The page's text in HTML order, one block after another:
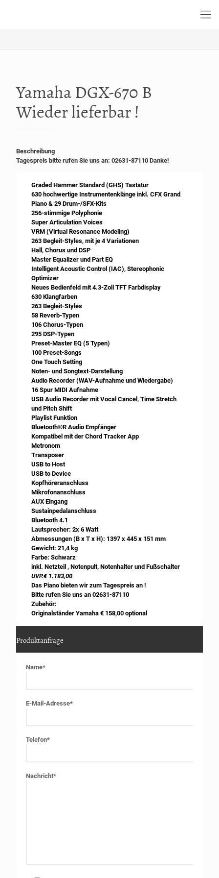
Yamaha DGX-670 B
Wieder lieferbar !
Beschreibung
Tagespreis bitte rufen Sie uns an: 02631-87110 Danke!
Graded Hammer Standard (GHS) Tastatur
630 hochwertige Instrumentenklänge inkl. CFX Grand
Piano & 29 Drum-/SFX-Kits
256-stimmige Polyphonie
Super Articulation Voices
VRM (Virtual Resonance Modeling)
263 Begleit-Styles, mit je 4 Variationen
Hall, Chorus und DSP
Master Equalizer und Part EQ
Intelligent Acoustic Control (IAC), Stereophonic
Optimizer
Neues Bedienfeld mit 4.3-Zoll TFT Farbdisplay
630 Klangfarben
263 Begleit-Styles
58 Reverb-Typen
106 Chorus-Typen
295 DSP-Typen
Preset-Master EQ (5 Typen)
100 Preset-Songs
One Touch Setting
Noten- und Songtext-Darstellung
Audio Recorder (WAV-Aufnahme und Wiedergabe)
16 Spur MIDI Aufnahme
USB Audio Recorder mit Vocal Cancel, Time Stretch
und Pitch Shift
Playlist Funktion
Bluetooth®R Audio Empfänger
Kompatibel mit der Chord Tracker App
Metronom
Transposer
USB to Host
USB to Device
Kopfhöreranschluss
Mikrofonanschluss
AUX Eingang
Sustainpedalanschluss
Bluetooth 4.1
Lautsprecher: 2x 6 Watt
Abmessungen (B x T x H): 1397 x 445 x 151 mm
Gewicht: 21,4 kg
Farbe: Schwarz
inkl. Netzteil , Notenpult, Notenhalter und Fußschalter
UVP.€ 1.183,00
Das Piano bieten wir zum Tagespreis an !
Bitte rufen Sie uns an 02631-87110
Zubehör:
Originalständer Yamaha € 158,00 optional
Produktanfrage
Name*
E-Mail-Adresse*
Telefon*
Nachricht*